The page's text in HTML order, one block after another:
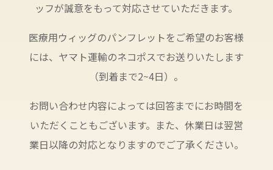
ッフが誠意をもって対応させていただきます。
医療用ウィッグのパンフレットをご希望のお客様
には、ヤマト運輸のネコポスでお送りいたします
（到着まで2~4日）。
お問い合わせ内容によっては回答までにお時間を
いただくこともございます。また、休業日は翌営
業日以降の対応となりますのでご了承ください。